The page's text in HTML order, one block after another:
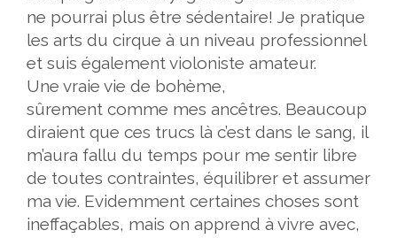
ne pourrai plus être sédentaire! Je pratique
les arts du cirque à un niveau professionnel
et suis également violoniste amateur.
Une vraie vie de bohème,
sûrement comme mes ancêtres. Beaucoup
diraient que ces trucs là c’est dans le sang, il
m’aura fallu du temps pour me sentir libre
de toutes contraintes, équilibrer et assumer
ma vie. Evidemment certaines choses sont
ineffaçables, mais on apprend à vivre avec,